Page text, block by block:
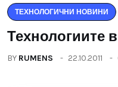
ТЕХНОЛОГИЧНИ НОВИНИ
Технологиите
BY RUMENS 22.10.2011